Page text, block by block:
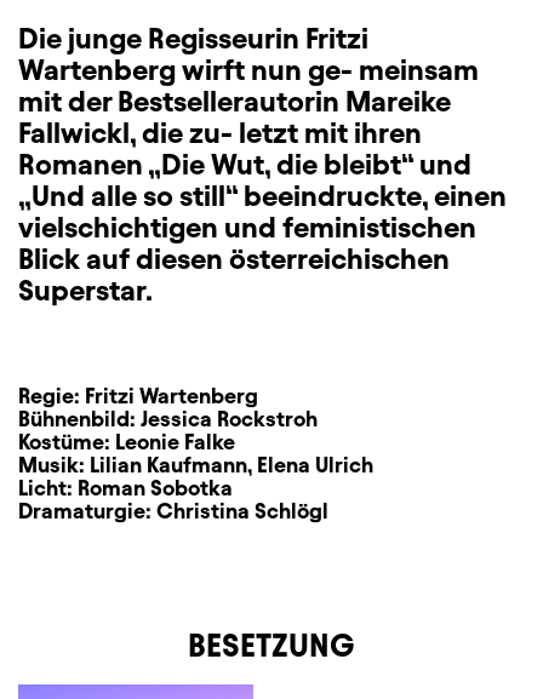
Die junge Regisseurin Fritzi
Wartenberg wirft nun ge- meinsam
mit der Bestsellerautorin Mareike
Fallwickl, die zu- letzt mit ihren
Romanen „Die Wut, die bleibt“ und
„Und alle so still“ beeindruckte, einen
vielschichtigen und feministischen
Blick auf diesen österreichischen
Superstar.
Regie: Fritzi Wartenberg
Bühnenbild: Jessica Rockstroh
Kostüme: Leonie Falke
Musik: Lilian Kaufmann, Elena Ulrich
Licht: Roman Sobotka
Dramaturgie: Christina Schlögl
BESETZUNG